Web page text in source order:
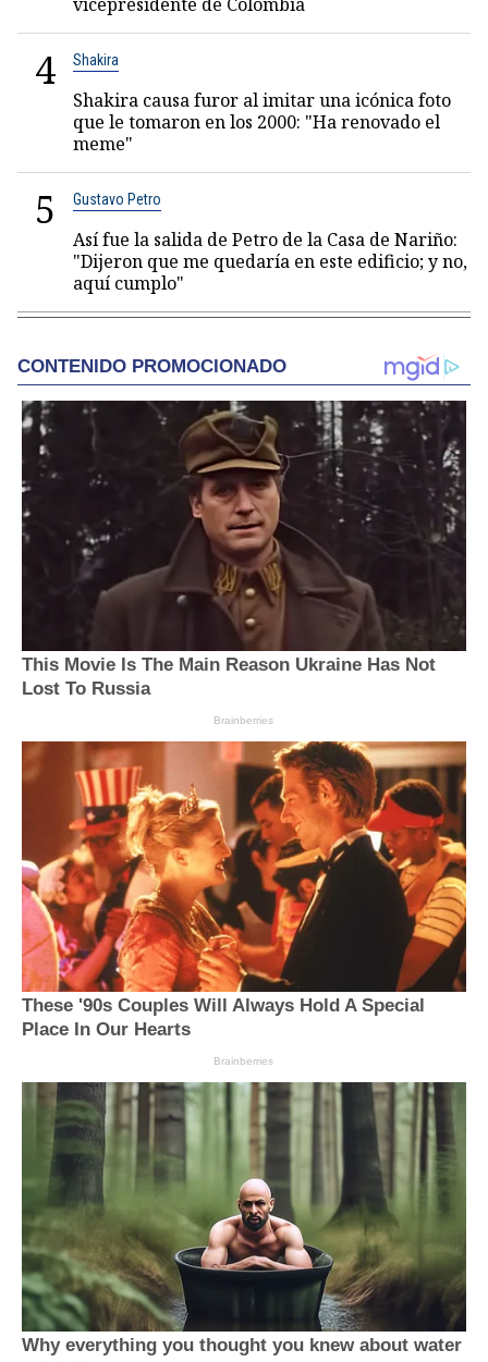
4 Shakira
Shakira causa furor al imitar una icónica foto
que le tomaron en los 2000: "Ha renovado el
meme"
5 Gustavo Petro
Así fue la salida de Petro de la Casa de Nariño:
"Dijeron que me quedaría en este edificio; y no,
aquí cumplo"